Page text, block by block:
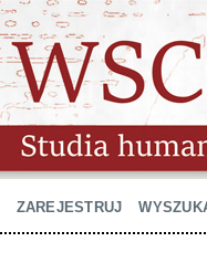
ZAREJESTRUJ